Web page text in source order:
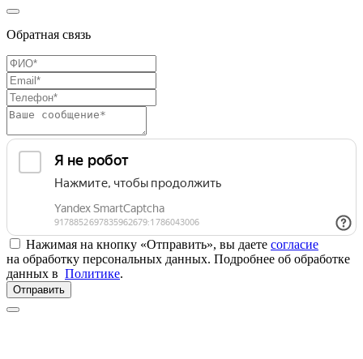
Обратная связь
Нажимая на кнопку «Отправить», вы даете согласие
на обработку персональных данных. Подробнее об обработке
данных в Политике.
Отправить